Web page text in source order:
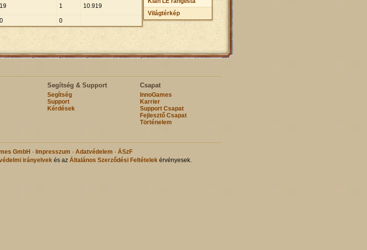
Világtérkép
1 10.919
0
Segítség & Support
Segítség
Support
Kérdések
Csapat
InnoGames
Karrier
Support Csapat
Fejlesztő Csapat
Történelem
GmbH · Impresszum · Adatvédelem · ÁSzF
irányelvekés az Általános Szerződési Feltételekérvényesek.